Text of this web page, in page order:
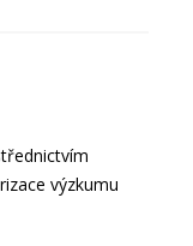
výzkumu